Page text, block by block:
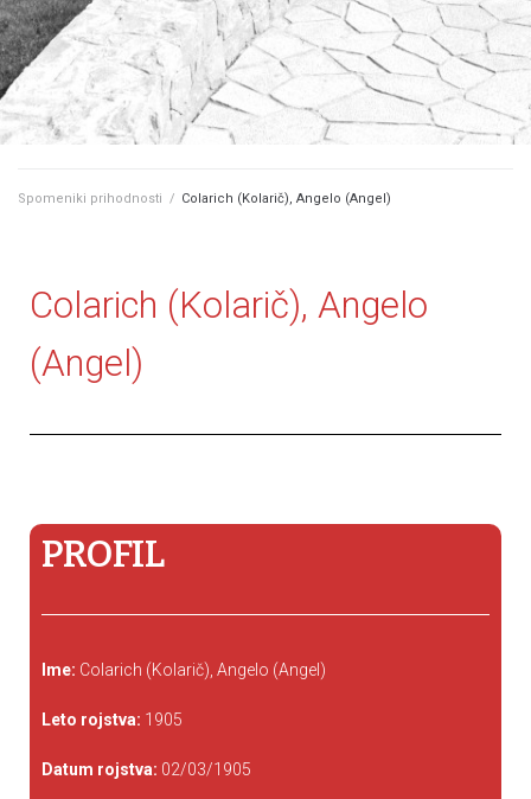
Spomeniki prihodnosti / Colarich (Kolarič), Angelo (Angel)
Colarich (Kolarič), Angelo
(Angel)
PROFIL
Ime: Colarich (Kolarič), Angelo (Angel)
Leto rojstva: 1905
Datum rojstva: 02/03/1905